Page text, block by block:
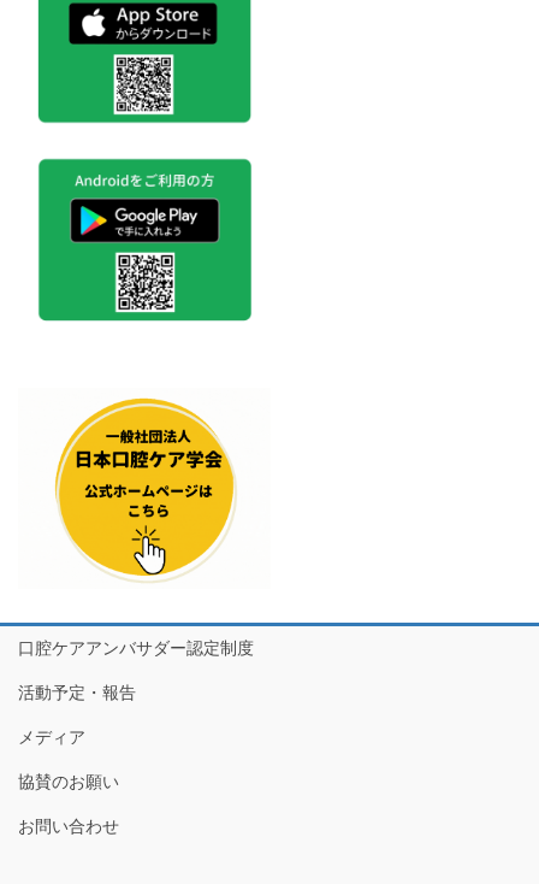
口腔ケアアンバサダー認定制度
活動予定・報告
メディア
協賛のお願い
お問い合わせ